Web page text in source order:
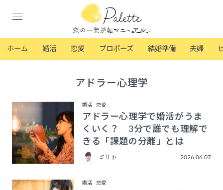
ホーム 婚活 恋愛 プロポーズ 結婚準備 夫婦
アドラー心理学
婚活 恋愛
アドラー心理学で婚活がうま
くいく？ 3分で誰でも理解で
きる「課題の分離」とは
ミサト 2026.06.07
婚活 恋愛